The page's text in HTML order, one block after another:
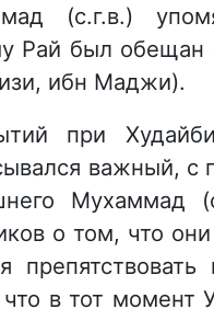
(с.г.в.)
Рай был
ибн Маджи).
при
важный, с
Мухаммад
о том, что
в тот момент